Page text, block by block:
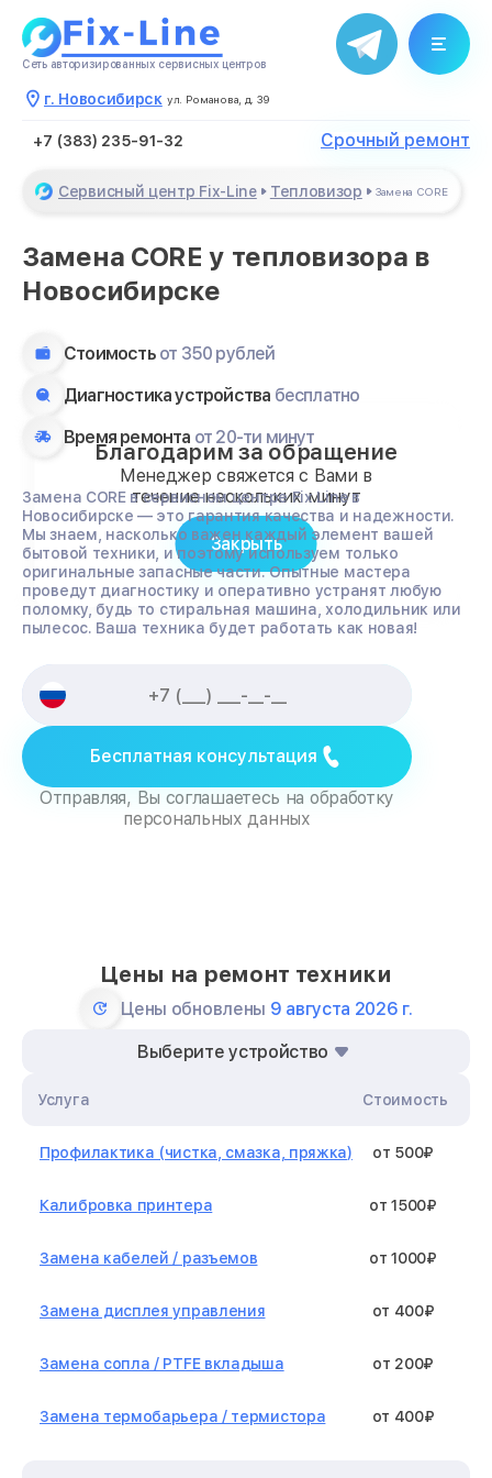
Сеть авторизированных сервисных центров
г. Новосибирск ул. Романова, д. 39
+7 (383) 235-91-32 Срочный ремонт
Сервисный центр Fix-Line Тепловизор Замена CORE
Замена CORE у тепловизора в
Новосибирске
Стоимость от 350 рублей
Диагностика устройства бесплатно
Время ремонта от 20-ти минут
Замена CORE в сервисном центре Fix Line в
Новосибирске — это гарантия качества и надежности.
Мы знаем, насколько важен каждый элемент вашей
бытовой техники, и поэтому используем только
оригинальные запасные части. Опытные мастера
проведут диагностику и оперативно устранят любую
поломку, будь то стиральная машина, холодильник или
пылесос. Ваша техника будет работать как новая!
Бесплатная консультация
Отправляя, Вы соглашаетесь на обработку
персональных данных
Цены на ремонт техники
Цены обновлены 9 августа 2026 г.
Выберите устройство
Услуга Стоимость
Профилактика (чистка, смазка, пряжка) от 500₽
Калибровка принтера от 1500₽
Замена кабелей / разъемов от 1000₽
Замена дисплея управления от 400₽
Замена сопла / PTFE вкладыша от 200₽
Замена термобарьера / термистора от 400₽
Благодарим за обращение
Менеджер свяжется с Вами в
течение нескольких минут
Закрыть